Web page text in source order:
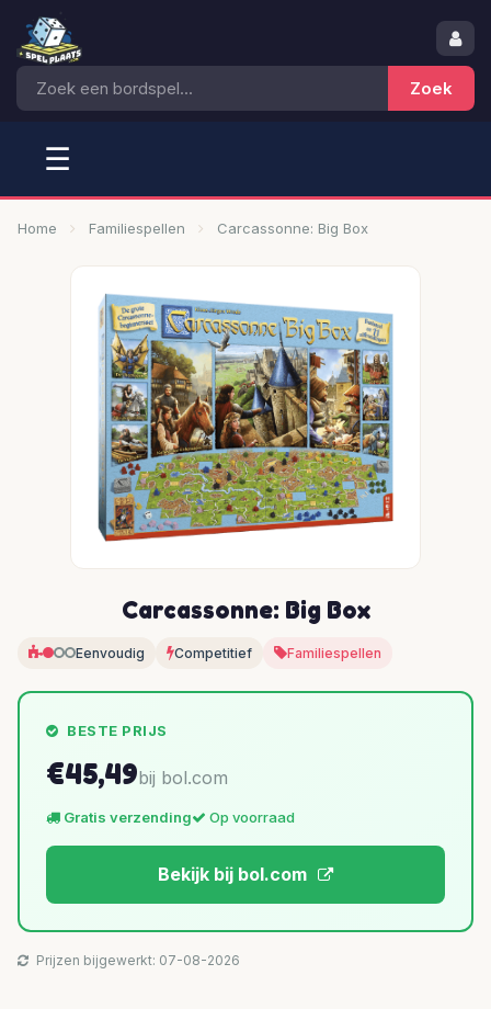
☰
Home Familiespellen Carcassonne: Big Box
Carcassonne: Big Box
Eenvoudig Competitief Familiespellen
BESTE PRIJS
€45,49bij bol.com
Gratis verzending Op voorraad
Bekijk bij bol.com
Prijzen bijgewerkt: 07-08-2026